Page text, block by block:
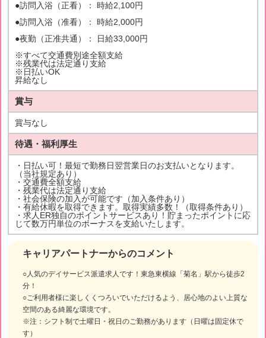
キャリアパートナーからのコメント
○人気のデイサービス派遣求人です！東急東横線「菊名」駅から徒歩2
分！
○ご利用者様に楽しくくつろいでいただけるよう、居心地のよい上質な
空間のある綺麗な環境です。
※注：シフト制で土曜日・祝日のご勤務があります（日曜は固定休で
す）
●訪問入浴（正看）： 時給2,100円
●訪問入浴（准看）： 時給2,000円
●夜勤（正准共通）： 日給33,000円
※すべて交通費別途全額支給
※残業代は法定通り支給
※日払いOK
昇給なし
賞与
賞与なし
待遇・福利厚生
・日払い可！最短で勤務日翌営業日のお支払いとなります。
（当社規定あり）
・交通費全額支給
・残業代は法定通り支給
・社会保険の加入が可能です（加入条件あり）
・有給休暇を取得できます。取得実績多数！（取得条件あり）
・求人ER独自のポイントサービスあり！貯まったポイントに応
じて数万円単位のボーナスを支給いたします。